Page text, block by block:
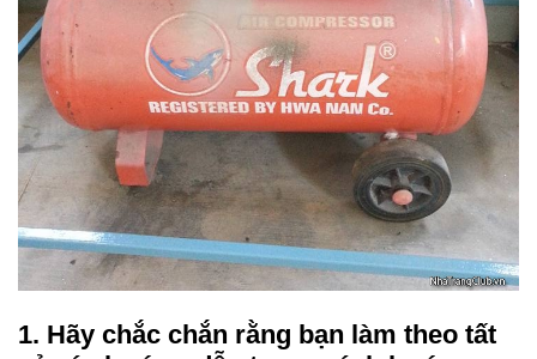
1. Hãy chắc chắn rằng bạn làm theo tất